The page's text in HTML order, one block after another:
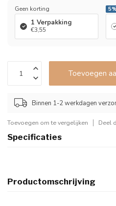
Geen korting
1 Verpakking
€3,55
5%
Toevoegen
Binnen 1-2 werkdagen
Toevoegen om te vergelijken Deel
Specificaties
Productomschrijving